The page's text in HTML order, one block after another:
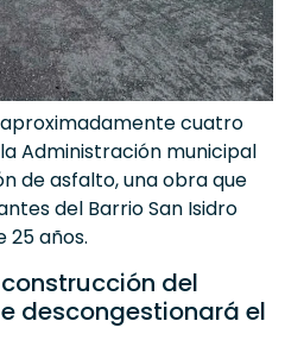
cuatro
Administración municipal
de asfalto, una obra que
del Barrio San Isidro
25 años.
del
descongestionará el